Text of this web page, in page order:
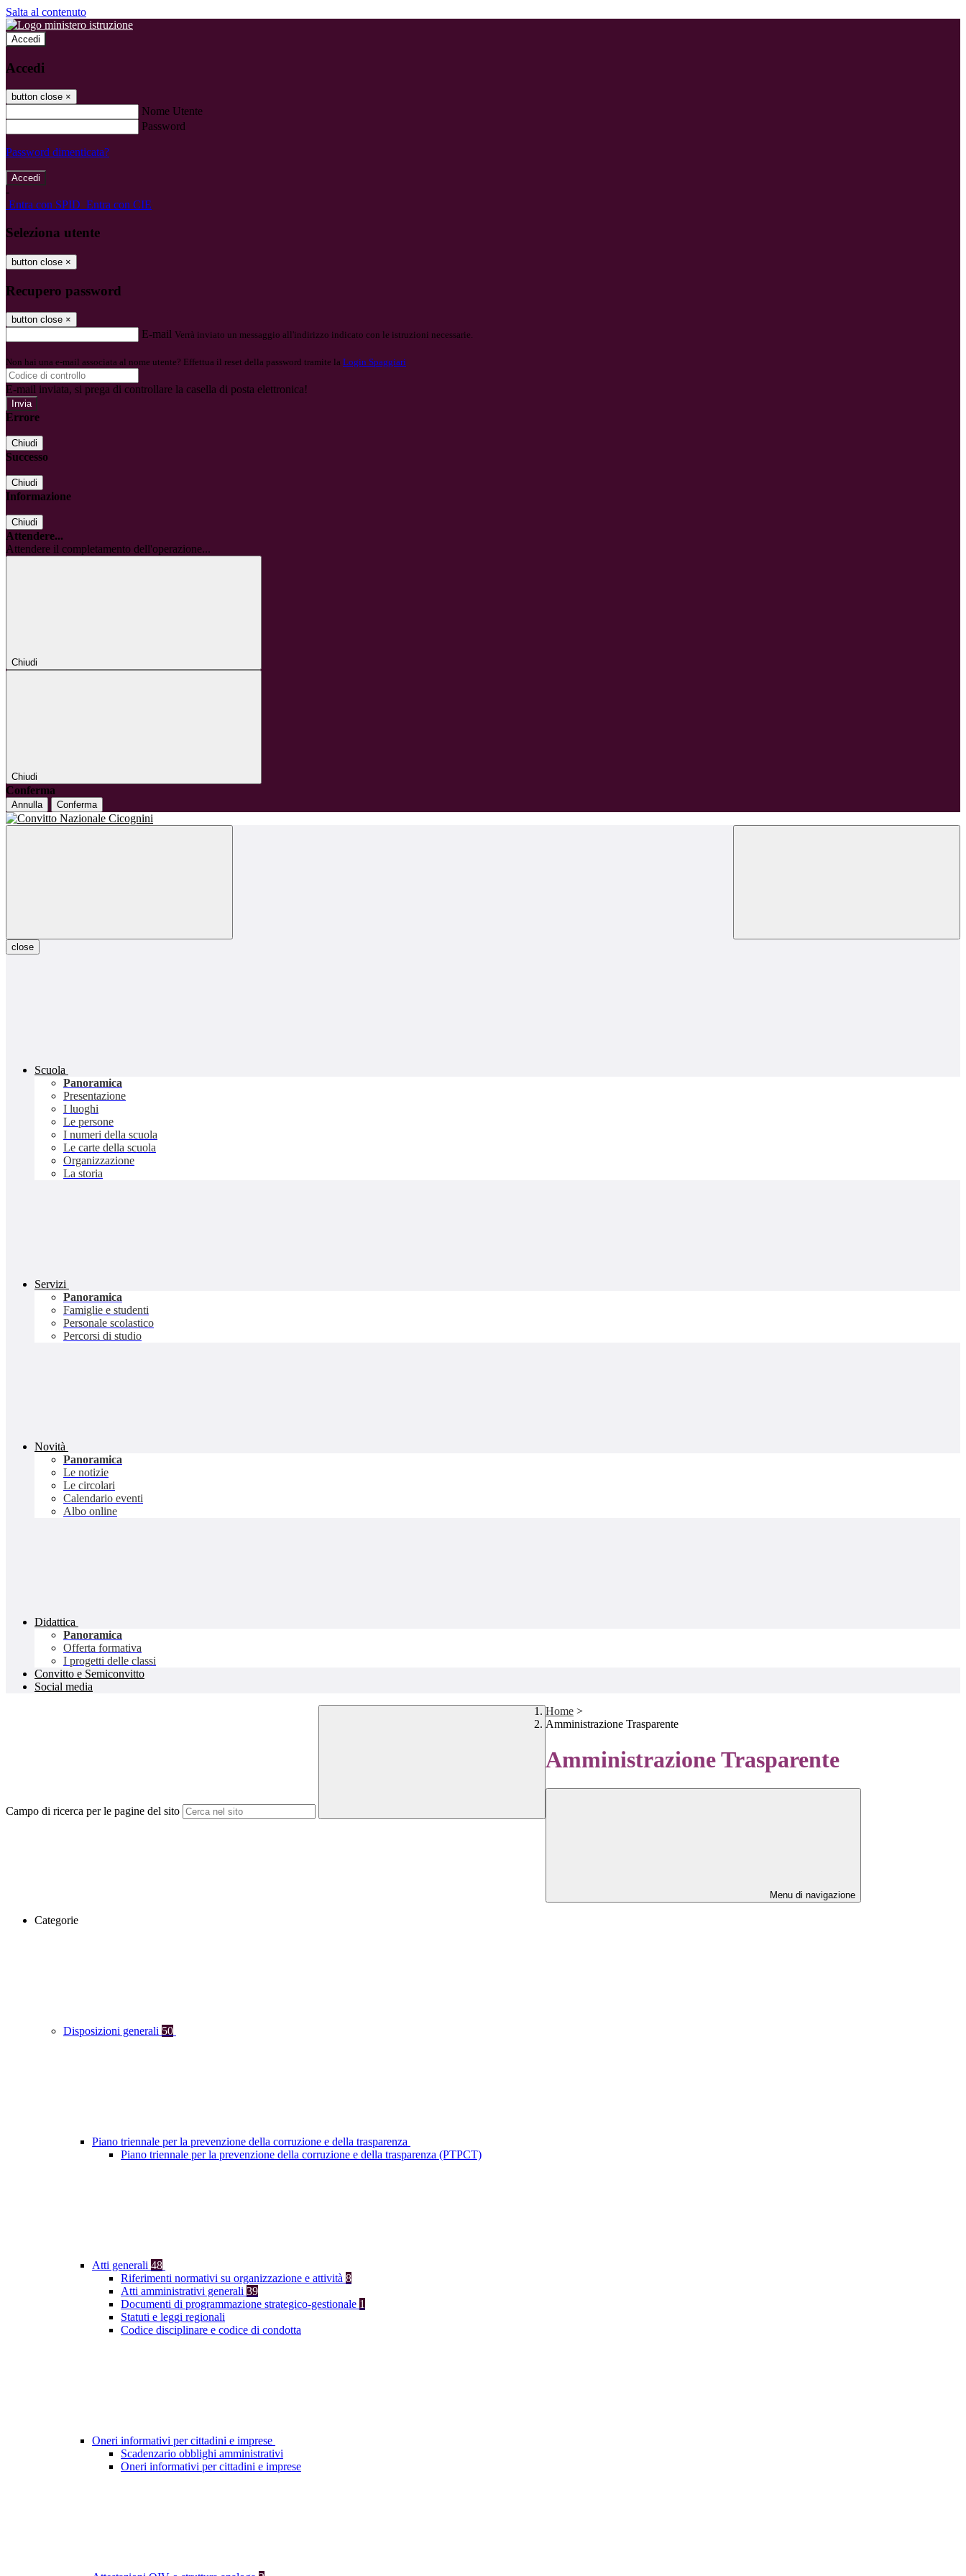
Salta al contenuto
Accedi
Accedi
button close ×
Nome Utente
Password
Password dimenticata?
-
Entra con SPID Entra con CIE
Seleziona utente
button close ×
Recupero password
button close ×
E-mail Verrà inviato un messaggio all'indirizzo indicato con le istruzioni necessarie.
Non hai una e-mail associata al nome utente? Effettua il reset della password tramite la Login Spaggiari
E-mail inviata, si prega di controllare la casella di posta elettronica!
Errore
Chiudi
Successo
Chiudi
Informazione
Chiudi
Attendere...
Attendere il completamento dell'operazione...
Chiudi
Chiudi
Conferma
Annulla Conferma
close
Scuola
Panoramica
Presentazione
I luoghi
Le persone
I numeri della scuola
Le carte della scuola
Organizzazione
La storia
Servizi
Panoramica
Famiglie e studenti
Personale scolastico
Percorsi di studio
Novità
Panoramica
Le notizie
Le circolari
Calendario eventi
Albo online
Didattica
Panoramica
Offerta formativa
I progetti delle classi
Convitto e Semiconvitto
Social media
Campo di ricerca per le pagine del sito
Home >
Amministrazione Trasparente
Amministrazione Trasparente
Menu di navigazione
Categorie
Disposizioni generali 50
Piano triennale per la prevenzione della corruzione e della trasparenza
Piano triennale per la prevenzione della corruzione e della trasparenza (PTPCT)
Atti generali 48
Riferimenti normativi su organizzazione e attività 8
Atti amministrativi generali 39
Documenti di programmazione strategico-gestionale 1
Statuti e leggi regionali
Codice disciplinare e codice di condotta
Oneri informativi per cittadini e imprese
Scadenzario obblighi amministrativi
Oneri informativi per cittadini e imprese